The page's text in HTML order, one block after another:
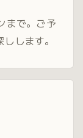
まで。ご予
します。